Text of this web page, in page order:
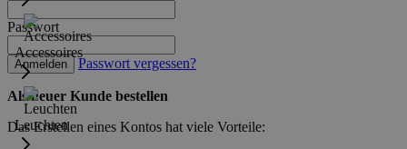
Accessoires
Leuchten
Passwort
Anmelden Passwort vergessen?
Als neuer Kunde bestellen
Das Erstellen eines Kontos hat viele Vorteile: